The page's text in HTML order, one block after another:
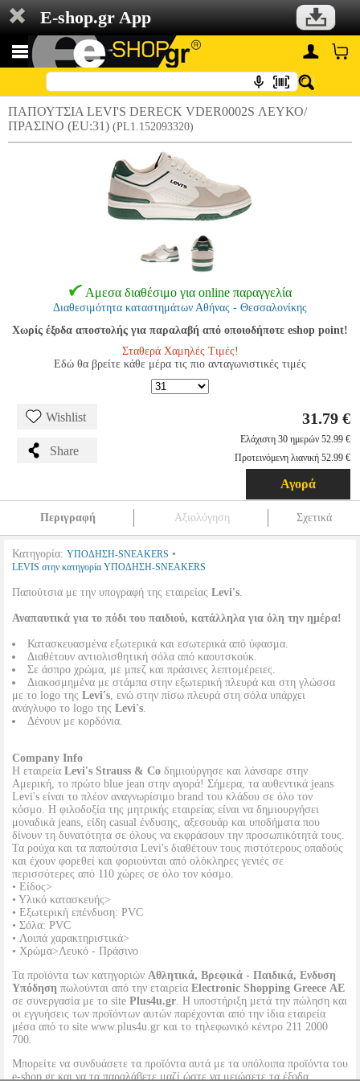
E-shop.gr App
ΠΑΠΟΥΤΣΙΑ LEVI'S DERECK VDER0002S ΛΕΥΚΟ/
ΠΡΑΣΙΝΟ (EU:31) (PL1.152093320)
Αμεσα διαθέσιμο για online παραγγελία
Διαθεσιμότητα καταστημάτων Αθήνας - Θεσσαλονίκης
Χωρίς έξοδα αποστολής για παραλαβή από οποιοδήποτε eshop point!
Σταθερά Χαμηλές Τιμές!
Εδώ θα βρείτε κάθε μέρα τις πιο ανταγωνιστικές τιμές
Wishlist
Share
31.79 €
Ελάχιστη 30 ημερών 52.99 €
Προτεινόμενη λιανική 52.99 €
Αγορά
Περιγραφή Αξιολόγηση Σχετικά
Κατηγορία: ΥΠΟΔΗΣΗ-SNEAKERS •
LEVIS στην κατηγορία ΥΠΟΔΗΣΗ-SNEAKERS
Παπούτσια με την υπογραφή της εταιρείας Levi's.
Αναπαυτικά για το πόδι του παιδιού, κατάλληλα για όλη την ημέρα!
Κατασκευασμένα εξωτερικά και εσωτερικά από ύφασμα.
Διαθέτουν αντιολισθητική σόλα από καουτσκούκ.
Σε άσπρο χρώμα, με μπεζ και πράσινες λεπτομέρειες.
Διακοσμημένα με στάμπα στην εξωτερική πλευρά και στη γλώσσα
με το logo της Levi's, ενώ στην πίσω πλευρά στη σόλα υπάρχει
ανάγλυφο το logo της Levi's.
Δένουν με κορδόνια.
Company Info
Η εταιρεία Levi's Strauss & Co δημιούργησε και λάνσαρε στην
Αμερική, το πρώτο blue jean στην αγορά! Σήμερα, τα αυθεντικά jeans
Levi's είναι το πλέον αναγνωρίσιμο brand του κλάδου σε όλο τον
κόσμο. Η φιλοδοξία της μητρικής εταιρείας είναι να δημιουργήσει
μοναδικά jeans, είδη casual ένδυσης, αξεσουάρ και υποδήματα που
δίνουν τη δυνατότητα σε όλους να εκφράσουν την προσωπικότητά τους.
Τα ρούχα και τα παπούτσια Levi's διαθέτουν τους πιστότερους οπαδούς
και έχουν φορεθεί και φοριούνται από ολόκληρες γενιές σε
περισσότερες από 110 χώρες σε όλο τον κόσμο.
• Είδος>
• Υλικό κατασκευής>
• Εξωτερική επένδυση: PVC
• Σόλα: PVC
• Λοιπά χαρακτηριστικά>
• Χρώμα>Λευκό - Πράσινο
Τα προϊόντα των κατηγοριών Αθλητικά, Βρεφικά - Παιδικά, Ενδυση
Υπόδηση πωλούνται από την εταιρεία Electronic Shopping Greece ΑΕ
σε συνεργασία με το site Plus4u.gr. Η υποστήριξη μετά την πώληση και
οι εγγυήσεις των προϊόντων αυτών παρέχονται από την ίδια εταιρεία
μέσα από το site www.plus4u.gr και το τηλεφωνικό κέντρο 211 2000
700.
Μπορείτε να συνδυάσετε τα προϊόντα αυτά με τα υπόλοιπα προϊόντα του
e-shop.gr και να τα παραλάβετε μαζί ώστε να μειώσετε τα έξοδα